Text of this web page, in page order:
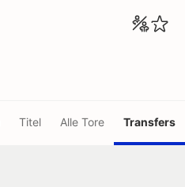
Titel Alle Tore Transfers